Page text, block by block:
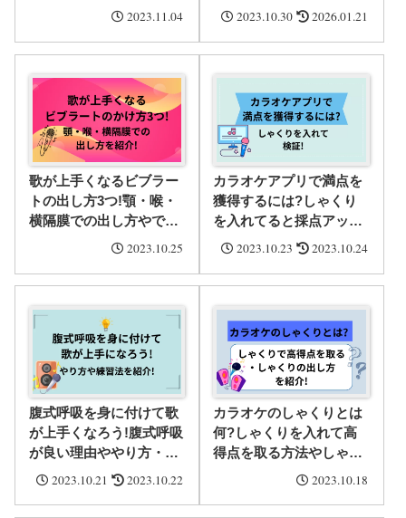
できるか・おすすめ5選
2023.11.04
覚がわからないときの対
2023.10.30 2026.01.21
歌が上手くなるビブラー
トの出し方3つ!顎・喉・
横隔膜での出し方やでき
ないときの原因と対策・
2023.10.25
カラオケアプリで満点を
獲得するには?しゃくり
を入れてると採点アップ
に繋がるか実際に歌って
2023.10.23 2023.10.24
腹式呼吸を身に付けて歌
が上手くなろう!腹式呼吸
が良い理由ややり方・練
習におすすめの曲4選を
2023.10.21 2023.10.22
カラオケのしゃくりとは
何?しゃくりを入れて高
得点を取る方法やしゃく
りの出し方を紹介!2023.10.18